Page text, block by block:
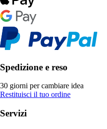
Spedizione e reso
30 giorni per cambiare idea
Restituisci il tuo ordine
Servizi